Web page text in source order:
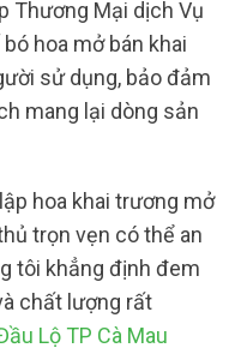
Thương Mại dịch Vụ
hoa mở bán khai
sử dụng, bảo đảm
mang lại dòng sản
hoa khai trương mở
trọn vẹn có thể an
tôi khẳng định đem
chất lượng rất
Lộ TP Cà Mau